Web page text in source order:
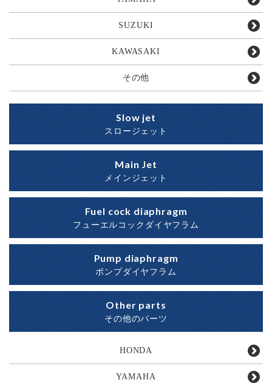
SUZUKI
KAWASAKI
その他
Slow jet
スロージェット
Main Jet
メインジェット
Fuel cock diaphragm
フューエルコックダイヤフラム
Pump diaphragm
ポンプダイヤフラム
Other parts
その他のパーツ
HONDA
YAMAHA